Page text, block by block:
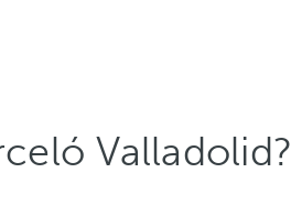
Valladolid?